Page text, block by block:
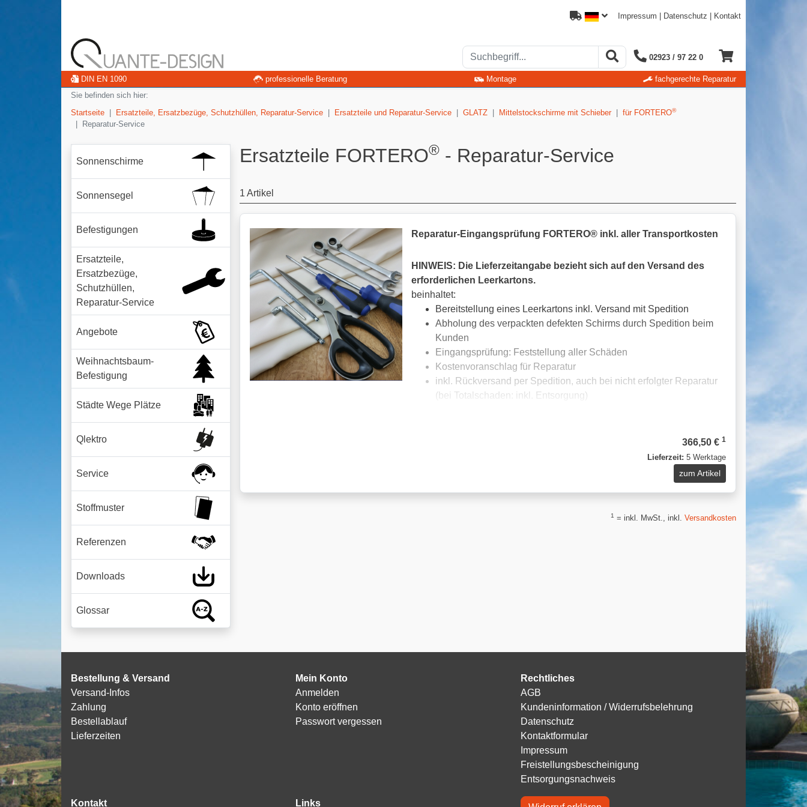
Impressum Datenschutz Kontakt
02923 / 97 22 0
DIN EN 1090 professionelle Beratung Montage
fachgerechte Reparatur
Sie befinden sich hier:
Startseite
Ersatzteile, Ersatzbezüge, Schutzhüllen, Reparatur-Service Ersatzteile und Reparatur-Service GLATZ Mittelstockschirme mit Schieber für FORTERO®
Reparatur-Service
Sonnenschirme
Sonnensegel
Befestigungen
Ersatzteile,
Ersatzbezüge,
Schutzhüllen,
Reparatur-Service
Angebote
Weihnachtsbaum-
Befestigung
Städte Wege Plätze
Qlektro
Service
Stoffmuster
Referenzen
Downloads
Glossar
Ersatzteile FORTERO®- Reparatur-Service
1 Artikel
Reparatur-Eingangsprüfung FORTERO® inkl. aller Transportkosten
HINWEIS: Die Lieferzeitangabe bezieht sich auf den Versand des
erforderlichen Leerkartons.
beinhaltet:
Bereitstellung eines Leerkartons inkl. Versand mit Spedition
Abholung des verpackten defekten Schirms durch Spedition beim
Kunden
Eingangsprüfung: Feststellung aller Schäden
Kostenvoranschlag für Reparatur
inkl. Rückversand per Spedition, auch bei nicht erfolgter Reparatur
(bei Totalschaden: inkl. Entsorgung)
366,50 € 1
Lieferzeit: 5 Werktage
zum Artikel
1 = inkl. MwSt., inkl. Versandkosten
Bestellung & Versand
Versand-Infos
Zahlung
Bestellablauf
Lieferzeiten
Mein Konto
Anmelden
Konto eröffnen
Passwort vergessen
Rechtliches
AGB
Kundeninformation / Widerrufsbelehrung
Datenschutz
Kontaktformular
Impressum
Freistellungsbescheinigung
Entsorgungsnachweis
Kontakt Links